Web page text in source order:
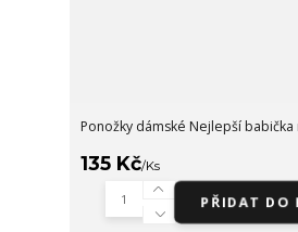
Ponožky dámské Nejlepší babička
135 Kč/Ks
PŘIDAT DO